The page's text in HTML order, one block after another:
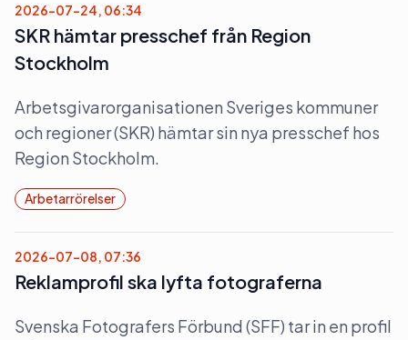
2026-07-24, 06:34
SKR hämtar presschef från Region
Stockholm
Arbetsgivarorganisationen Sveriges kommuner
och regioner (SKR) hämtar sin nya presschef hos
Region Stockholm.
Arbetarrörelser
2026-07-08, 07:36
Reklamprofil ska lyfta fotograferna
Svenska Fotografers Förbund (SFF) tar in en profil